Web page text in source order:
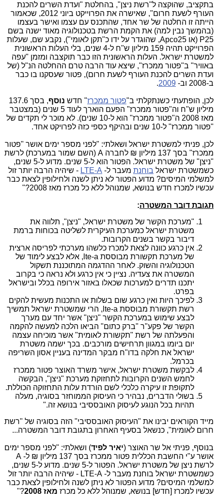
בתקציב, שהוקצה ל"רשת ניצן", בהחלטת "ועדת השרים להכנת
העורף לשעת חרום", שאישרה את הפרוייקט ביוני 2012, שכאמור
הייתה זו החלטה של שר אחד, שהתכנס עם עצמו ואישר בעצמו
(בהמשך נבין למה) את הקמת הרשת בטכנולוגיה מאוד ישנה בשם
P25 (או Apco25, שהוגדר על ידו כ"תקן לאומי"), נקבע שם, שעלות
הפרוייקט תהיה 159 מיליון ש"ח ל-4 שנים, בלי העלות הראשונית
למשטרת ישראל. העלות הראשונית הזו כבר תוקצבה ומזמן "עפה
באוויר" ב"פטור ממכרז", שיצא עוד הרבה טרם ההחלטה הנ"ל (של
ועדת השרים להכנת העורף לשעת חרום), פטור שעסקנו בו כבר
ב-2008 וב-
2009
.
לכן, הופתעתי כשנתקלתי ב"פטור ממכרז" חדש נוסף
, בסך 137.6
מיליון ש"ח וה"פטור ממכרז" הפעם הוארך לעוד 5 שנים (במצטבר
מאז 2008 ה"פטור ממכרז" הוא ל-10 שנים). לא מוכר לי תקדים של
"פטור ממכרז" ל-10 שנים ובהיקף כספי כזה לפרויקט אחד.
לכן, פניתי למשטרת ישראל ושאלתי: "לפני מספר ימים אושר "פטור
ממכרז" בסך 137 מיליון ₪ לחברה A (השם שמור במערכת) לרשת
"ניצן" של משטרת ישראל. הפטור הוא ל-5 שנים. מדוע ל-5 שנים,
כשמשטרת ישראל בוחנת מעבר ל- LTE-A - שיהיה הרבה יותר זול
למשלמי המיסים? מדוע הפטור לא ניתן לשנה ולחילופין לצאת כבר
עכשיו למכרז חדש בנושא, שמנוהל ללא כל מכרז מאז 2008?"
תגובת דובר המשטרה:
"מערכת הקשר של משטרת ישראל, "ניצן", תלווה את
משטרת ישראל כמערכת העיקרית לשליטה בכוחות ברמת
דיבור בקשר בשנים הקרובות.
אין כרגע כוונה לצאת למכרז כלשהו מערכתי לפריסה ארצית
של מערכת תקשורת מבוססת lte-a , אלא לבצע לימוד של
הטכנולוגיה והשוק. לאחר ההדגמה המתוכננת תשקול
המשטרה את צעדיה. נציין כי אין כרגע ולא נראה כי בקרוב
יתכנו תדרים למערכות שכאלו באזור אירופה בכלל ובישראל
בפרט.
לפיכך היות ואין כרגע שום בשלות או התכנות מעשית להקים
רשת תקשורת מבוססת lte-a , הרי שמשטרת ישראל תמשיך
לבצע שימוש במערכת הקשר "ניצן" אשר יחד עם מערך
הקשר של פקע"ר "ברק כתום" הביאו הלכה למעשה להקמה
והפעלתה של רשת "תקשורת לאומית" אשר מוכיחה עצמה
יום ביומו במגוון תרחישים מורכבים. בכך ישמה משטרת
ישראל את חלקה בדו"ח מבקר המדינה בעניין אסון השריפה
בכרמל.
לבקשת משטרת ישראל, אישר משרד האוצר פטור ממכרז
לחמש השנים הקרובות לתחזוקת מערכת "ניצן", הבקשה
לתקופת זו עיקרה כלכלי לשם הורדת עלות התחזוקה הכוללת.
בשולי הדברים, נבהיר כי העיסוק הממוחזר בסוגיה, מעלה
תהיות בכל הנוגע לעיסוק האובססיבי בנושא זה."
מייד הקוראים יבינו את "העיסוק האובססיבי" הזה בסוגיה של "רשת
חרום לאומית", כנשאל בסעיף האחרון בתגובת דובר המשטרה...
בנוסף, פניתי אל שר האוצר (יאיר לפיד) ושאלתי: "לפני מספר ימים
אושר ע"י החשבת הכללית פטור ממכרז בסך 137 מיליון ₪ ל- A
לרשת ניצן של משטרת ישראל. הפטור ל-5 שנים. מדוע ל-5 שנים,
כשמשטרת ישראל בוחנת מעבר ל- LTE-A - שיהיה הרבה יותר זול
למשלמי המיסים? מדוע הפטור לא ניתן לשנה ולחילופין לצאת כבר
עכשיו למכרז [חדש] בנושא, שמנוהל ללא כל מכרז מאז 2008 ?"